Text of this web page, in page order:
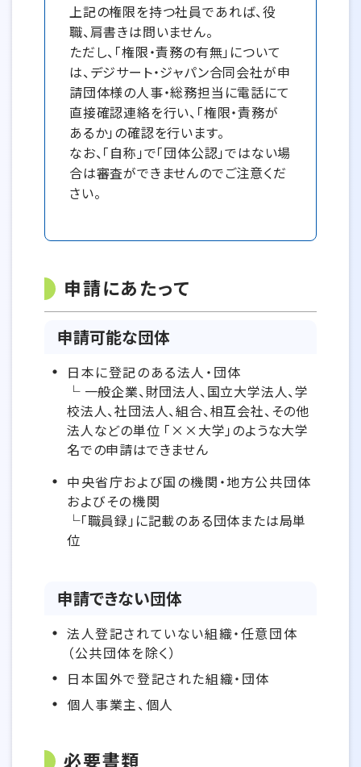
上記の権限を持つ社員であれば、役
職、肩書きは問いません。
ただし、「権限・責務の有無」について
は、デジサート・ジャパン合同会社が申
請団体様の人事・総務担当に電話にて
直接確認連絡を行い、「権限・責務が
あるか」の確認を行います。
なお、「自称」で「団体公認」ではない場
合は審査ができませんのでご注意くだ
さい。
申請にあたって
申請可能な団体
日本に登記のある法人・団体
└ 一般企業、財団法人、国立大学法人、学
校法人、社団法人、組合、相互会社、その他
法人などの単位 「××大学」のような大学
名での申請はできません
中央省庁および国の機関・地方公共団体
およびその機関
└「職員録」に記載のある団体または局単
位
申請できない団体
法人登記されていない組織・任意団体
（公共団体を除く）
日本国外で登記された組織・団体
個人事業主、個人
必要書類